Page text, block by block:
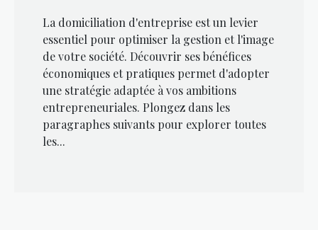
La domiciliation d'entreprise est un levier
essentiel pour optimiser la gestion et l'image
de votre société. Découvrir ses bénéfices
économiques et pratiques permet d'adopter
une stratégie adaptée à vos ambitions
entrepreneuriales. Plongez dans les
paragraphes suivants pour explorer toutes
les...